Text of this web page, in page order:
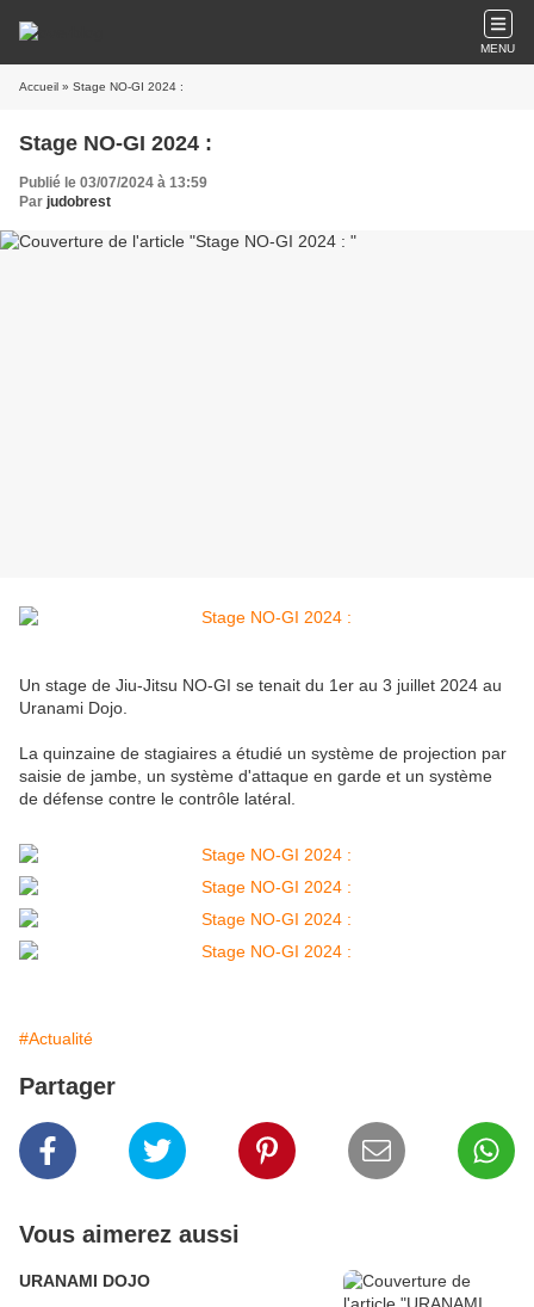
MENU
Accueil » Stage NO-GI 2024 :
Stage NO-GI 2024 :
Publié le 03/07/2024 à 13:59
Par judobrest
Un stage de Jiu-Jitsu NO-GI se tenait du 1er au 3 juillet 2024 au
Uranami Dojo.
La quinzaine de stagiaires a étudié un système de projection par
saisie de jambe, un système d'attaque en garde et un système
de défense contre le contrôle latéral.
#Actualité
Partager
Vous aimerez aussi
URANAMI DOJO